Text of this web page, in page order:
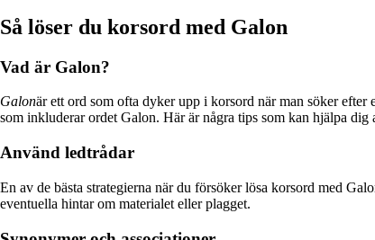
Så löser du korsord med Galon
Vad är Galon?
Galonär ett ord som ofta dyker upp i korsord när man söker
som inkluderar ordet Galon. Här är några tips som kan hjälpa dig
Använd ledtrådar
En av de bästa strategierna när du försöker lösa korsord med
eventuella hintar om materialet eller plagget.